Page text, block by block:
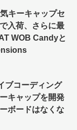
キーキャップセ
入荷、さらに最
WOB Candyと
ブコーディング
キャップを開発
ボードはなくな